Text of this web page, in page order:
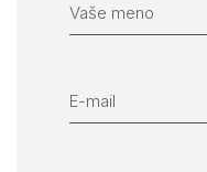
Vaše meno
E-mail